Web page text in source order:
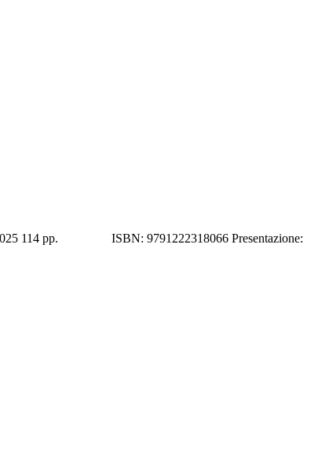
2025 114 pp. ISBN: 9791222318066 Presentazione: